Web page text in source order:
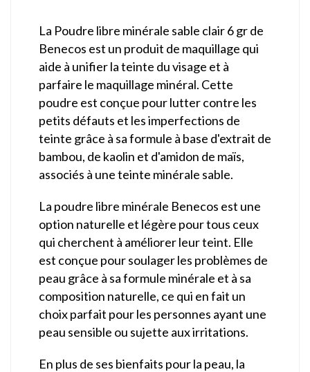
La Poudre libre minérale sable clair 6 gr de
Benecos est un produit de maquillage qui
aide à unifier la teinte du visage et à
parfaire le maquillage minéral. Cette
poudre est conçue pour lutter contre les
petits défauts et les imperfections de
teinte grâce à sa formule à base d'extrait de
bambou, de kaolin et d'amidon de maïs,
associés à une teinte minérale sable.
La poudre libre minérale Benecos est une
option naturelle et légère pour tous ceux
qui cherchent à améliorer leur teint. Elle
est conçue pour soulager les problèmes de
peau grâce à sa formule minérale et à sa
composition naturelle, ce qui en fait un
choix parfait pour les personnes ayant une
peau sensible ou sujette aux irritations.
En plus de ses bienfaits pour la peau, la